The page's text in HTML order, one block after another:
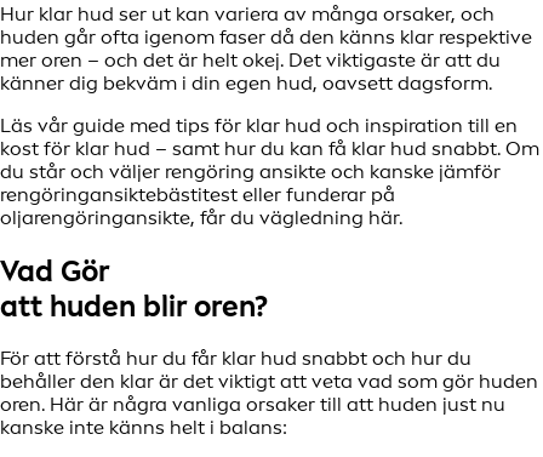
Hur klar hud ser ut kan variera av många orsaker, och
huden går ofta igenom faser då den känns klar respektive
mer oren – och det är helt okej. Det viktigaste är att du
känner dig bekväm i din egen hud, oavsett dagsform.
Läs vår guide med tips för klar hud och inspiration till en
kost för klar hud – samt hur du kan få klar hud snabbt. Om
du står och väljer rengöring ansikte och kanske jämför
rengöringansiktebästitest eller funderar på
oljarengöringansikte, får du vägledning här.
Vad Gör
att huden blir oren?
För att förstå hur du får klar hud snabbt och hur du
behåller den klar är det viktigt att veta vad som gör huden
oren. Här är några vanliga orsaker till att huden just nu
kanske inte känns helt i balans: